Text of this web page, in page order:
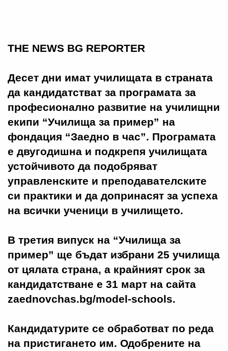
THE NEWS BG REPORTER
Десет дни имат училищата в страната
да кандидатстват за програмата за
професионално развитие на училищни
екипи “Училища за пример” на
фондация “Заедно в час”. Програмата
е двугодишна и подкрепя училищата
устойчивото да подобряват
управленските и преподавателските
си практики и да допринасят за успеха
на всички ученици в училището.
В третия випуск на “Училища за
пример” ще бъдат избрани 25 училища
от цялата страна, а крайният срок за
кандидатстване е 31 март на сайта
zaednovchas.bg/model-schools.
Кандидатурите се обработват по реда
на пристигането им. Одобрените на